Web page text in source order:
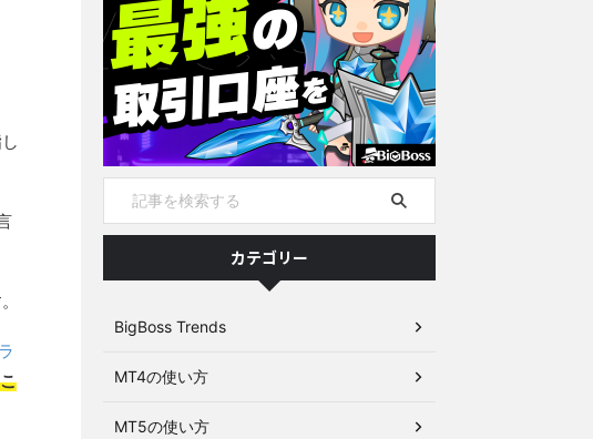
カテゴリー
BigBoss Trends
MT4の使い方
MT5の使い方